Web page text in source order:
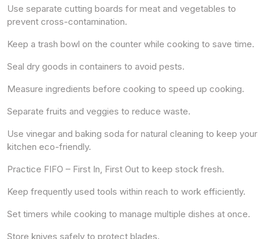
Use separate cutting boards for meat and vegetables to
prevent cross-contamination.
Keep a trash bowl on the counter while cooking to save time.
Seal dry goods in containers to avoid pests.
Measure ingredients before cooking to speed up cooking.
Separate fruits and veggies to reduce waste.
Use vinegar and baking soda for natural cleaning to keep your
kitchen eco-friendly.
Practice FIFO – First In, First Out to keep stock fresh.
Keep frequently used tools within reach to work efficiently.
Set timers while cooking to manage multiple dishes at once.
Store knives safely to protect blades.